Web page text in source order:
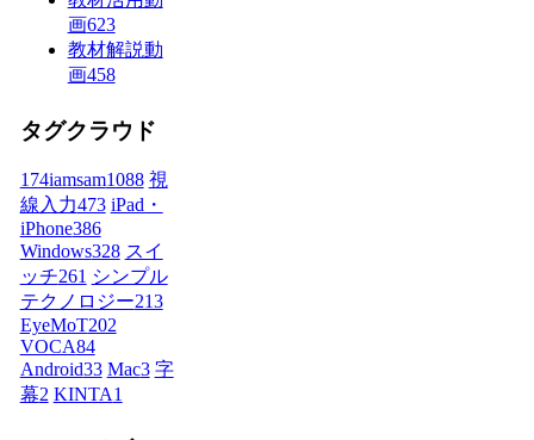
画623
教材解説動
画458
タグクラウド
174iamsam1088 視
線入力473 iPad・
iPhone386
Windows328 スイ
ッチ261 シンプル
テクノロジー213
EyeMoT202
VOCA84
Android33 Mac3 字
幕2 KINTA1